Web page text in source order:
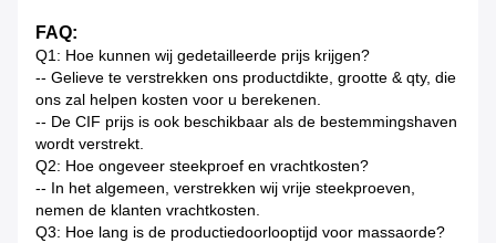
FAQ:
Q1: Hoe kunnen wij gedetailleerde prijs krijgen?
-- Gelieve te verstrekken ons productdikte, grootte & qty, die
ons zal helpen kosten voor u berekenen.
-- De CIF prijs is ook beschikbaar als de bestemmingshaven
wordt verstrekt.
Q2: Hoe ongeveer steekproef en vrachtkosten?
-- In het algemeen, verstrekken wij vrije steekproeven,
nemen de klanten vrachtkosten.
Q3: Hoe lang is de productiedoorlooptijd voor massaorde?